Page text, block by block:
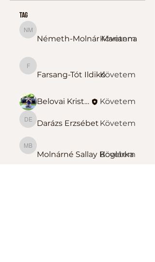
tag
Németh-Molnár Marianna
Németh-Molnár Marianna
Követem
Farsang-Tót Ildikó
Farsang-Tót IldikóKövetem
Belovai Kristóf Sportedző Követem
Darázs Erzsébet
Darázs Erzsébet Követem
Molnárné Sallay Boglárka
Molnárné Sallay Boglárka
Követem